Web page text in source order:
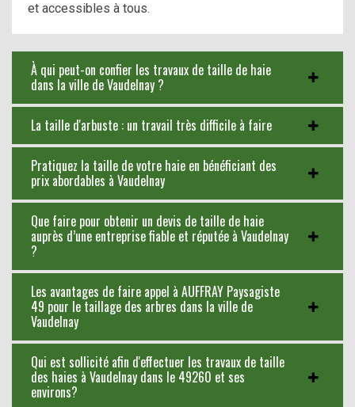
et accessibles à tous.
À qui peut-on confier les travaux de taille de haie
dans la ville de Vaudelnay ?
La taille d'arbuste : un travail très difficile à faire
Pratiquez la taille de votre haie en bénéficiant des
prix abordables à Vaudelnay
Que faire pour obtenir un devis de taille de haie
auprès d’une entreprise fiable et réputée à Vaudelnay
?
Les avantages de faire appel à AUFFRAY Paysagiste
49 pour le taillage des arbres dans la ville de
Vaudelnay
Qui est sollicité afin d'effectuer les travaux de taille
des haies à Vaudelnay dans le 49260 et ses
environs?